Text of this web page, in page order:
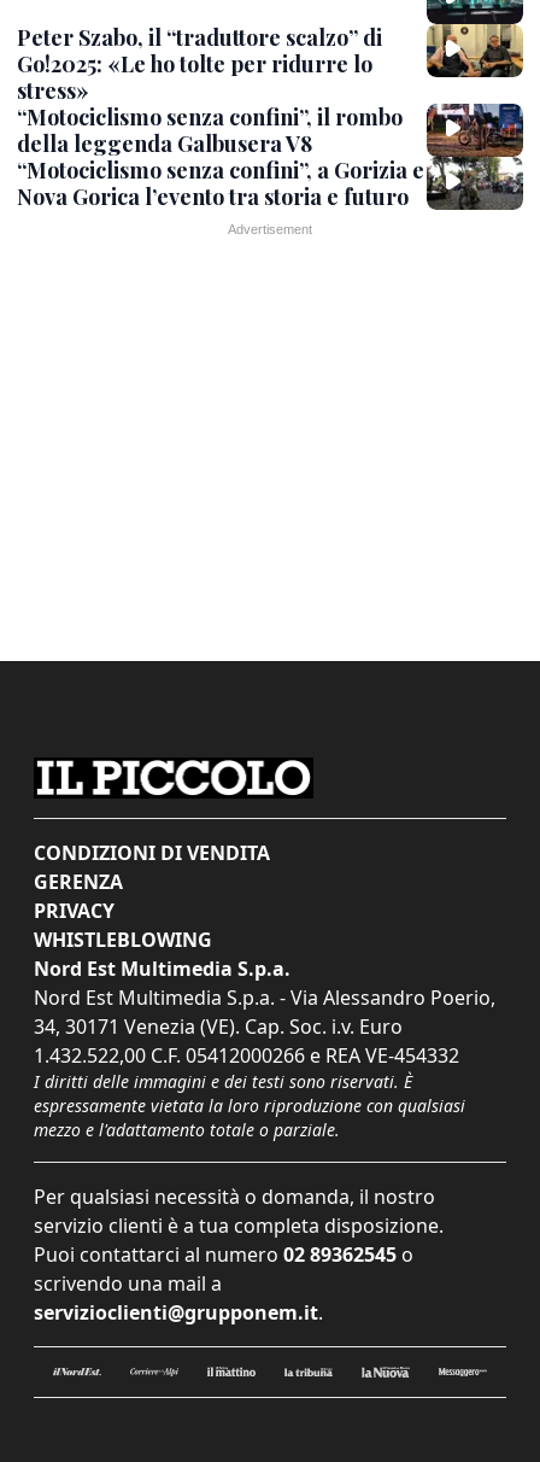
Peter Szabo, il “traduttore scalzo” di
Go!2025: «Le ho tolte per ridurre lo
stress»
“Motociclismo senza confini”, il rombo
della leggenda Galbusera V8
“Motociclismo senza confini”, a Gorizia e
Nova Gorica l’evento tra storia e futuro
CONDIZIONI DI VENDITA
GERENZA
PRIVACY
WHISTLEBLOWING
Nord Est Multimedia S.p.a.
Nord Est Multimedia S.p.a. - Via Alessandro Poerio,
34, 30171 Venezia (VE). Cap. Soc. i.v. Euro
1.432.522,00 C.F. 05412000266 e REA VE-454332
I diritti delle immagini e dei testi sono riservati. È
espressamente vietata la loro riproduzione con qualsiasi
mezzo e l'adattamento totale o parziale.
Per qualsiasi necessità o domanda, il nostro
servizio clienti è a tua completa disposizione.
Puoi contattarci al numero 02 89362545 o
scrivendo una mail a
servizioclienti@grupponem.it.